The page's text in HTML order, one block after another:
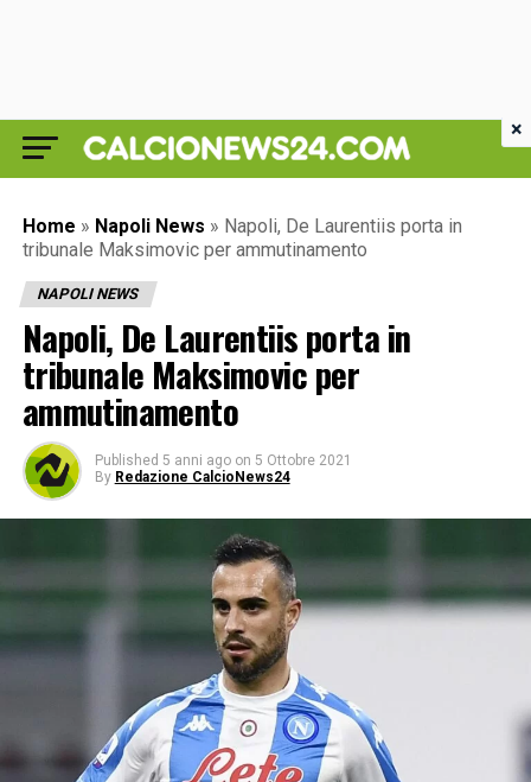
Home » Napoli News » Napoli, De Laurentiis porta in
tribunale Maksimovic per ammutinamento
NAPOLI NEWS
Napoli, De Laurentiis porta in
tribunale Maksimovic per
ammutinamento
Published 5 anni ago on 5 Ottobre 2021
By Redazione CalcioNews24
×